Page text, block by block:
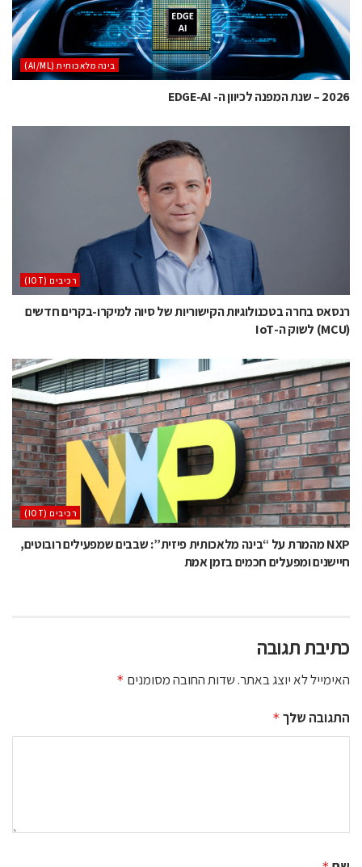
בינה מלאכותית (AI/ML)
2026 – שנת המפנה לכיוון ה- EDGE-AI
‫רכיבים‬ (IOT)
רנסאס בחרה בטכנולוגיות הקישוריות של סיוה למיקרו-בקרים חדשים
(MCU) לשוק ה-IoT
‫רכיבים‬ (IOT)
NXP מהמרת על “בינה מלאכותית פיזית”: שבבים שמפעילים רובוטים,
חיישנים ומפעלים חכמים בזמן אמת
כתיבת תגובה
האימייל לא יוצג באתר.שדות החובה מסומנים *
התגובה שלך *